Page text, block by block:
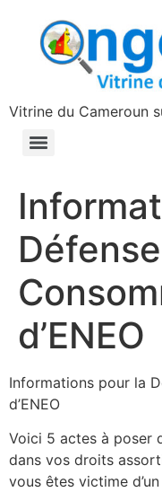
principal
Vitrine du Cameroun
d’ENEO
Informations pour la
d’ENEO
Voici 5 actes à poser
dans vos droits
vous êtes victime